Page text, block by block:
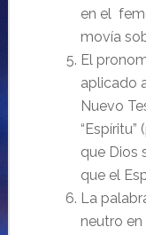
en el
movía
El
aplicado
Nuevo
que Dios
que el
La
neutro en